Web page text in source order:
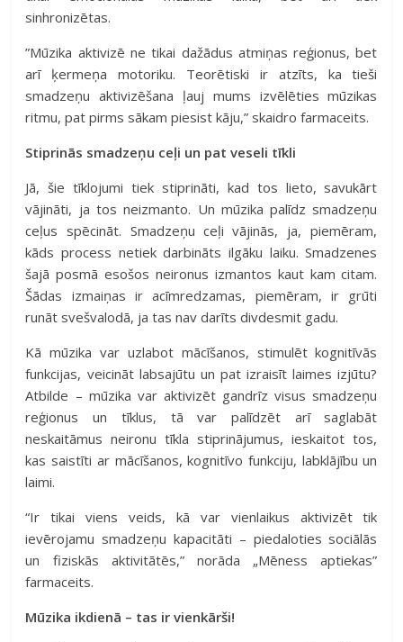
sinhronizētas.
”Mūzika aktivizē ne tikai dažādus atmiņas reģionus, bet
arī ķermeņa motoriku. Teorētiski ir atzīts, ka tieši
smadzeņu aktivizēšana ļauj mums izvēlēties mūzikas
ritmu, pat pirms sākam piesist kāju,” skaidro farmaceits.
Stiprinās smadzeņu ceļi un pat veseli tīkli
Jā, šie tīklojumi tiek stiprināti, kad tos lieto, savukārt
vājināti, ja tos neizmanto. Un mūzika palīdz smadzeņu
ceļus spēcināt. Smadzeņu ceļi vājinās, ja, piemēram,
kāds process netiek darbināts ilgāku laiku. Smadzenes
šajā posmā esošos neironus izmantos kaut kam citam.
Šādas izmaiņas ir acīmredzamas, piemēram, ir grūti
runāt svešvalodā, ja tas nav darīts divdesmit gadu.
Kā mūzika var uzlabot mācīšanos, stimulēt kognitīvās
funkcijas, veicināt labsajūtu un pat izraisīt laimes izjūtu?
Atbilde – mūzika var aktivizēt gandrīz visus smadzeņu
reģionus un tīklus, tā var palīdzēt arī saglabāt
neskaitāmus neironu tīkla stiprinājumus, ieskaitot tos,
kas saistīti ar mācīšanos, kognitīvo funkciju, labklājību un
laimi.
“Ir tikai viens veids, kā var vienlaikus aktivizēt tik
ievērojamu smadzeņu kapacitāti – piedaloties sociālās
un fiziskās aktivitātēs,” norāda „Mēness aptiekas”
farmaceits.
Mūzika ikdienā – tas ir vienkārši!